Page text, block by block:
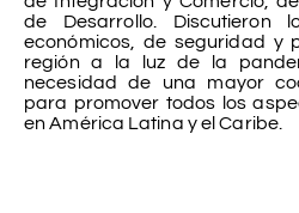
de Desarrollo. Discutieron
económicos, de seguridad y
región a la luz de la
necesidad de una mayor
para promover todos los
en América Latina y el Caribe.